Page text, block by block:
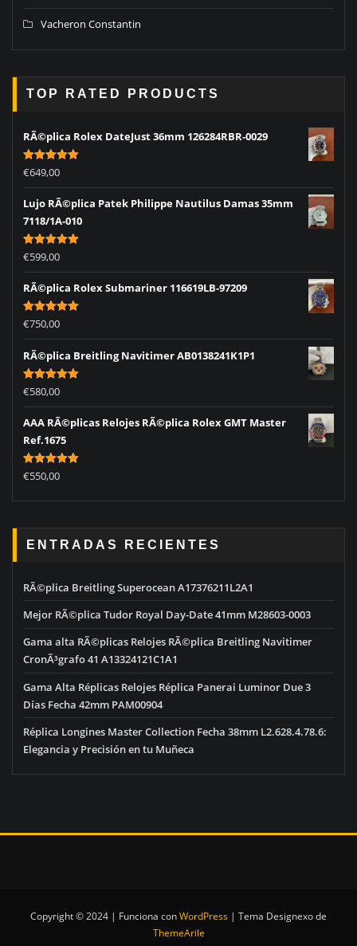
Vacheron Constantin
TOP RATED PRODUCTS
RÃ©plica Rolex DateJust 36mm 126284RBR-0029
Rated5.00
out of 5
€649,00
Lujo RÃ©plica Patek Philippe Nautilus Damas 35mm
7118/1A-010
Rated5.00
out of 5
€599,00
RÃ©plica Rolex Submariner 116619LB-97209
Rated5.00
out of 5
€750,00
RÃ©plica Breitling Navitimer AB0138241K1P1
Rated5.00
out of 5
€580,00
AAA RÃ©plicas Relojes RÃ©plica Rolex GMT Master
Ref.1675
Rated5.00
out of 5
€550,00
ENTRADAS RECIENTES
RÃ©plica Breitling Superocean A17376211L2A1
Mejor RÃ©plica Tudor Royal Day-Date 41mm M28603-0003
Gama alta RÃ©plicas Relojes RÃ©plica Breitling Navitimer
CronÃ³grafo 41 A13324121C1A1
Gama Alta Réplicas Relojes Réplica Panerai Luminor Due 3
Días Fecha 42mm PAM00904
Réplica Longines Master Collection Fecha 38mm L2.628.4.78.6:
Elegancia y Precisión en tu Muñeca
Copyright © 2024 | Funciona conWordPress | Tema Designexo de
ThemeArile